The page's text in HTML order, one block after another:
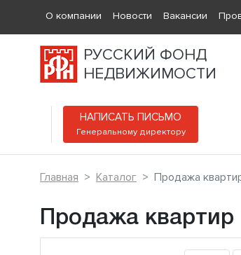
О компании Новости Вакансии
РУССКИЙ ФОНД
НЕДВИЖИМОСТИ
НАПИСАТЬ ПИСЬМО
Генеральному директору
Главная Каталог Продажа
Продажа